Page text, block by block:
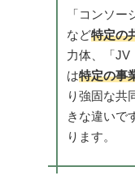
「コンソ
など特定の
力体、「JV
は特定の事
り強固な共
きな違いで
ります。